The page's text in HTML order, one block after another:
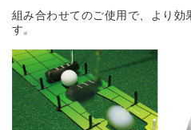
組み合わせてのご使用で、より効
す。